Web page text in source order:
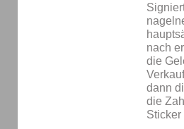
nach
die
dann
die